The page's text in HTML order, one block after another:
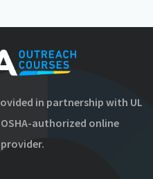
in partnership with UL
authorized online